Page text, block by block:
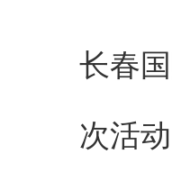
长春
次活